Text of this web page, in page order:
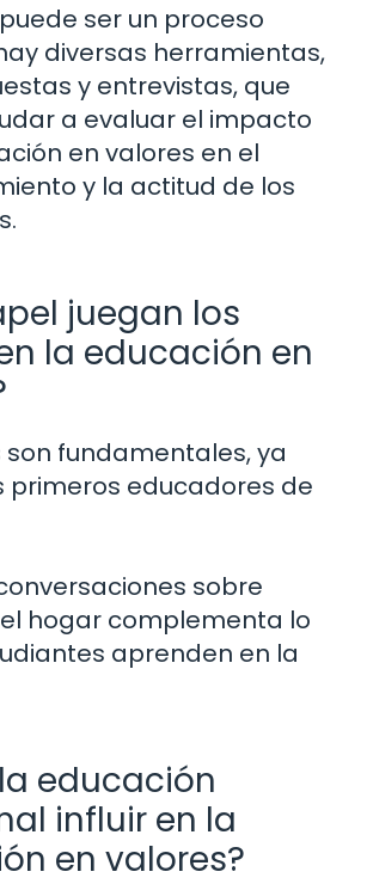
ser un proceso
diversas herramientas,
y entrevistas, que
a evaluar el impacto
en valores en el
y la actitud de los
juegan los
la educación en
son fundamentales, ya
primeros educadores de
sobre
hogar complementa lo
aprenden en la
educación
influir en la
en valores?